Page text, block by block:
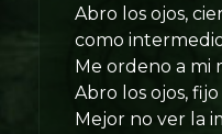
Abro los ojos,
como
Me ordeno a mi
Abro los ojos,
Mejor no ver la